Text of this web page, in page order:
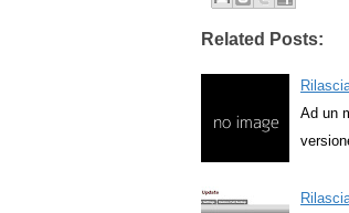
Related Posts:
Ad un